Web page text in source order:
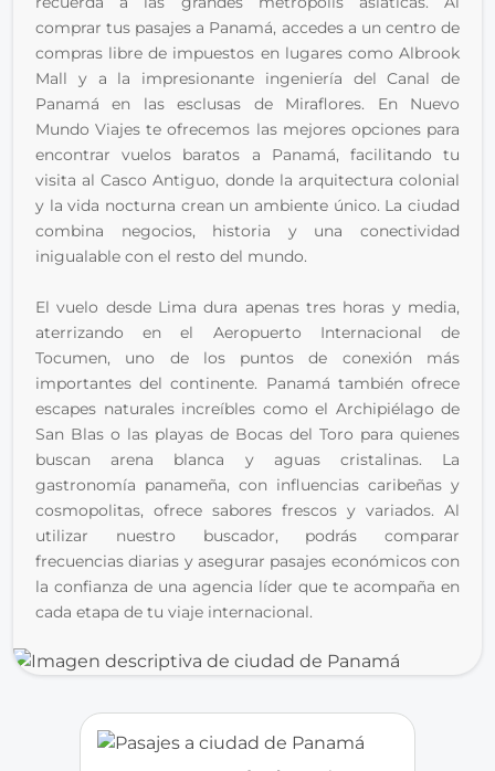
comprar tus pasajes a Panamá, accedes a un centro de
compras libre de impuestos en lugares como Albrook
Mall y a la impresionante ingeniería del Canal de
Panamá en las esclusas de Miraflores. En Nuevo
Mundo Viajes te ofrecemos las mejores opciones para
encontrar vuelos baratos a Panamá, facilitando tu
visita al Casco Antiguo, donde la arquitectura colonial
y la vida nocturna crean un ambiente único. La ciudad
combina negocios, historia y una conectividad
inigualable con el resto del mundo.
El vuelo desde Lima dura apenas tres horas y media,
aterrizando en el Aeropuerto Internacional de
Tocumen, uno de los puntos de conexión más
importantes del continente. Panamá también ofrece
escapes naturales increíbles como el Archipiélago de
San Blas o las playas de Bocas del Toro para quienes
buscan arena blanca y aguas cristalinas. La
gastronomía panameña, con influencias caribeñas y
cosmopolitas, ofrece sabores frescos y variados. Al
utilizar nuestro buscador, podrás comparar
frecuencias diarias y asegurar pasajes económicos con
la confianza de una agencia líder que te acompaña en
cada etapa de tu viaje internacional.